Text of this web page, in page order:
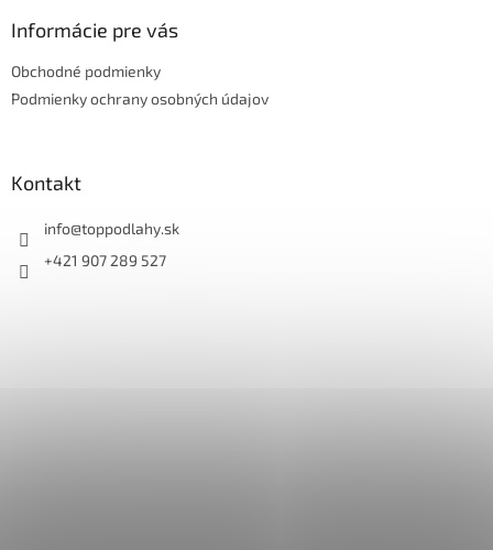
Informácie pre vás
Obchodné podmienky
Podmienky ochrany osobných údajov
Kontakt
info@toppodlahy.sk
+421 907 289 527